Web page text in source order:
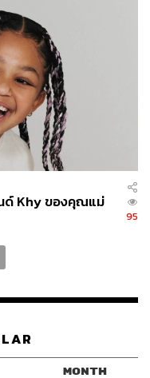
ด์ Khy ของคุณแม่
95
MONTH